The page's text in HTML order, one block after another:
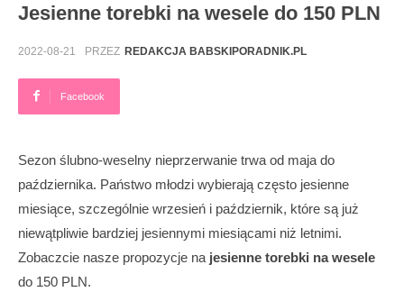
Jesienne torebki na wesele do 150 PLN
2022-08-21 PRZEZ REDAKCJA BABSKIPORADNIK.PL
Facebook
Sezon ślubno-weselny nieprzerwanie trwa od maja do
października. Państwo młodzi wybierają często jesienne
miesiące, szczególnie wrzesień i październik, które są już
niewątpliwie bardziej jesiennymi miesiącami niż letnimi.
Zobaczcie nasze propozycje na jesienne torebki na wesele
do 150 PLN.